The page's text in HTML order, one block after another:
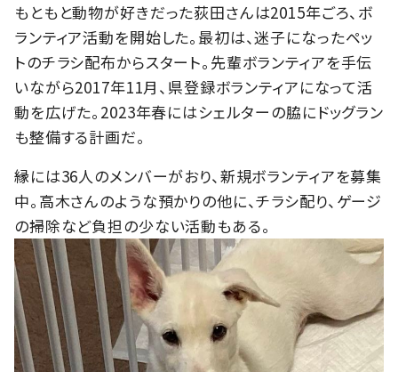
もともと動物が好きだった荻田さんは2015年ごろ、ボ
ランティア活動を開始した。最初は、迷子になったペッ
トのチラシ配布からスタート。先輩ボランティアを手伝
いながら2017年11月、県登録ボランティアになって活
動を広げた。2023年春にはシェルターの脇にドッグラン
も整備する計画だ。
縁には36人のメンバーがおり、新規ボランティアを募集
中。高木さんのような預かりの他に、チラシ配り、ゲージ
の掃除など負担の少ない活動もある。